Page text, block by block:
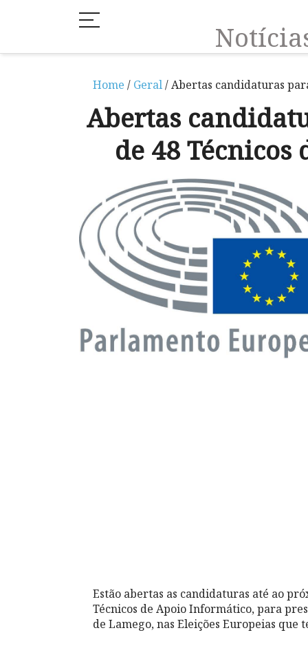
Home / Geral/ Abertas candidaturas
Abertas
de 48
Estão abertas as candidaturas até ao
Técnicos de Apoio Informático, para
de Lamego, nas Eleições Europeias que